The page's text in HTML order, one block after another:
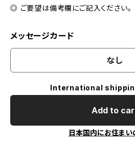
◎ ご要望は備考欄にご記入ください。
メッセージカード
なし
International
Add to
日本国内にお住まい